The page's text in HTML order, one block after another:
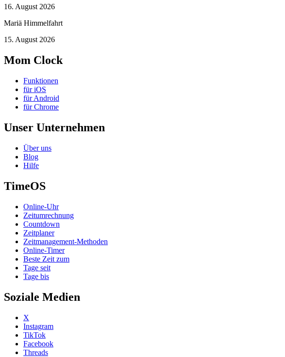
16. August 2026
Mariä Himmelfahrt
15. August 2026
Mom Clock
Funktionen
für iOS
für Android
für Chrome
Unser Unternehmen
Über uns
Blog
Hilfe
TimeOS
Online-Uhr
Zeitumrechnung
Countdown
Zeitplaner
Zeitmanagement-Methoden
Online-Timer
Beste Zeit zum
Tage seit
Tage bis
Soziale Medien
X
Instagram
TikTok
Facebook
Threads